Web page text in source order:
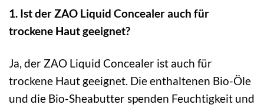
1. Ist der ZAO Liquid Concealer auch für
trockene Haut geeignet?
Ja, der ZAO Liquid Concealer ist auch für
trockene Haut geeignet. Die enthaltenen Bio-Öle
und die Bio-Sheabutter spenden Feuchtigkeit und